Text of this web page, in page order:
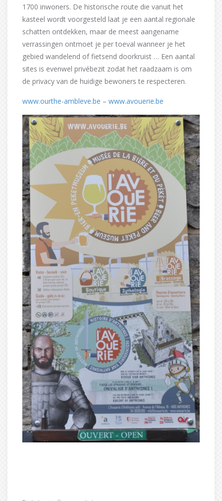
1700 inwoners. De historische route die vanuit het
kasteel wordt voorgesteld laat je een aantal regionale
schatten ontdekken, maar de meest aangename
verrassingen ontmoet je per toeval wanneer je het
gebied wandelend of fietsend doorkruist … Een aantal
sites is evenwel privébezit zodat het raadzaam is om
de privacy van de huidige bewoners te respecteren.
www.ourthe-ambleve.be – www.avouerie.be